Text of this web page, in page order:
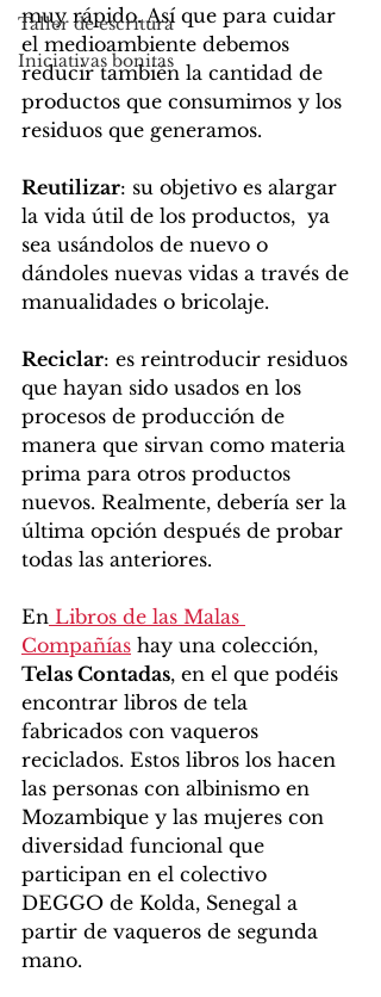
Taller de escritura
Iniciativas bonitas
muy rápido. Así que para cuidar
el medioambiente debemos
reducir también la cantidad de
productos que consumimos y los
residuos que generamos.
Reutilizar: su objetivo es alargar
la vida útil de los productos,  ya
sea usándolos de nuevo o
dándoles nuevas vidas a través de
manualidades o bricolaje.
Reciclar: es reintroducir residuos
que hayan sido usados en los
procesos de producción de
manera que sirvan como materia
prima para otros productos
nuevos. Realmente, debería ser la
última opción después de probar
todas las anteriores.
En Libros de las Malas
Compañías hay una colección,
Telas Contadas, en el que podéis
encontrar libros de tela
fabricados con vaqueros
reciclados. Estos libros los hacen
las personas con albinismo en
Mozambique y las mujeres con
diversidad funcional que
participan en el colectivo
DEGGO de Kolda, Senegal a
partir de vaqueros de segunda
mano.